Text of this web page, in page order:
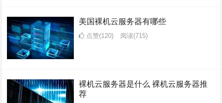
美国裸机云服务器有哪些
点赞(120) 阅读(715)
裸机云服务器是什么 裸机云服务器推
荐